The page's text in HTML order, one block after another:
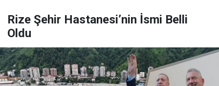
Rize Şehir Hastanesi’nin İsmi Belli
Oldu